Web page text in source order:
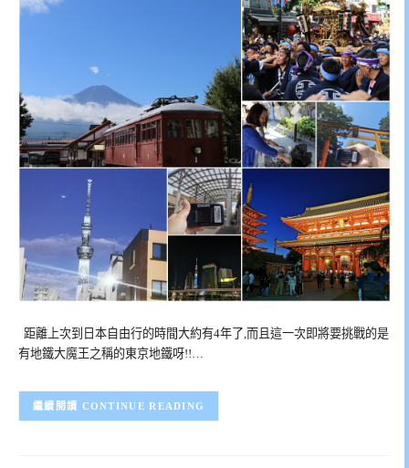
距離上次到日本自由行的時間大約有4年了,而且這一次即將要挑戰的是
有地鐵大魔王之稱的東京地鐵呀!!…
CONTINUE READING